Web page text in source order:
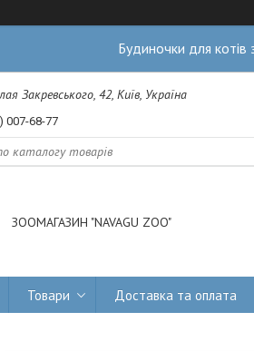
Будиночки для котів
Закревського, 42, Київ, Україна
007-68-77
ЗООМАГАЗИН "NAVAGU ZOO"
Товари Доставка та оплата